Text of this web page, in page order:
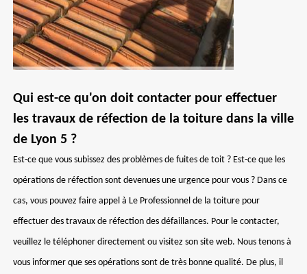
Qui est-ce qu'on doit contacter pour effectuer
les travaux de réfection de la toiture dans la ville
de Lyon 5 ?
Est-ce que vous subissez des problèmes de fuites de toit ? Est-ce que les
opérations de réfection sont devenues une urgence pour vous ? Dans ce
cas, vous pouvez faire appel à Le Professionnel de la toiture pour
effectuer des travaux de réfection des défaillances. Pour le contacter,
veuillez le téléphoner directement ou visitez son site web. Nous tenons à
vous informer que ses opérations sont de très bonne qualité. De plus, il